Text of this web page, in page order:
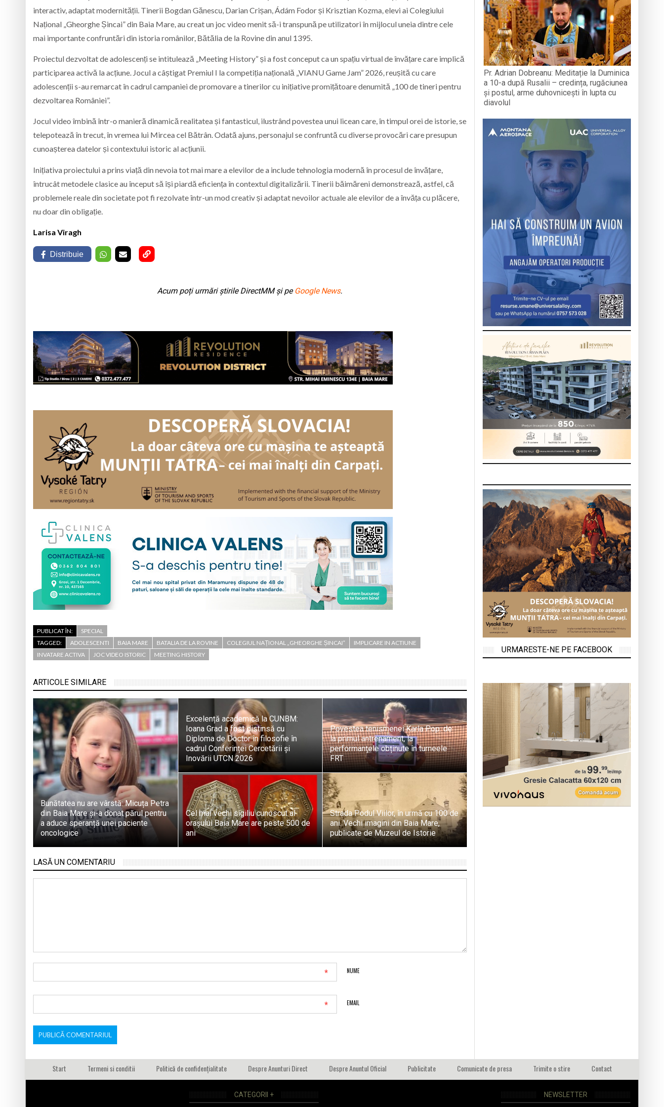
interactiv, adaptat modernității. Tinerii Bogdan Gănescu, Darian Crișan, Ádám Fodor și Krisztian Kozma, elevi ai Colegiului
Național „Gheorghe Șincai” din Baia Mare, au creat un joc video menit să-i transpună pe utilizatori în mijlocul uneia dintre cele
mai importante confruntări din istoria românilor, Bătălia de la Rovine din anul 1395.
Proiectul dezvoltat de adolescenți se intitulează „Meeting History” și a fost conceput ca un spațiu virtual de învățare care implică
participarea activă la acțiune. Jocul a câștigat Premiul I la competiția națională „VIANU Game Jam” 2026, reușită cu care
adolescenții s-au remarcat în cadrul campaniei de promovare a tinerilor cu inițiative promițătoare denumită „100 de tineri pentru
dezvoltarea României”.
Jocul video îmbină într-o manieră dinamică realitatea și fantasticul, ilustrând povestea unui licean care, în timpul orei de istorie, se
telepotează în trecut, în vremea lui Mircea cel Bătrân. Odată ajuns, personajul se confruntă cu diverse provocări care presupun
cunoașterea datelor și contextului istoric al acțiunii.
Inițiativa proiectului a prins viață din nevoia tot mai mare a elevilor de a include tehnologia modernă în procesul de învățare,
întrucât metodele clasice au început să își piardă eficiența în contextul digitalizării. Tinerii băimăreni demonstrează, astfel, că
problemele reale din societate pot fi rezolvate într-un mod creativ și adaptat nevoilor actuale ale elevilor de a învăța cu plăcere,
nu doar din obligație.
Larisa Viragh
Distribuie
Acum poți urmări știrile DirectMM și pe Google News.
PUBLICAT ÎN:
SPECIAL
TAGGED:
ADOLESCENTI BAIA MARE BATALIA DE LA ROVINE COLEGIUL NAȚIONAL „GHEORGHE ȘINCAI”
IMPLICARE IN ACTIUNE
INVATARE ACTIVA
JOC VIDEO ISTORIC MEETING HISTORY
ARTICOLE SIMILARE
Bunătatea nu are vârstă: Micuța Petra
din Baia Mare și-a donat părul pentru
a aduce speranță unei paciente
oncologice
Excelență academică la CUNBM:
Ioana Grad a fost distinsă cu
Diploma de Doctor în filosofie în
cadrul Conferinței Cercetării și
Inovării UTCN 2026
Povestea tenismenei Karla Pop: de
la primul antrenament, la
performanțele obținute în turneele
FRT
Cel mai vechi sigiliu cunoscut al
orașului Baia Mare are peste 500 de
ani
Strada Podul Viilor, în urmă cu 100 de
ani. Vechi imagini din Baia Mare,
publicate de Muzeul de Istorie
LASĂ UN COMENTARIU
NUME
*
EMAIL
*
Pr. Adrian Dobreanu: Meditație la Duminica
a 10-a după Rusalii – credința, rugăciunea
și postul, arme duhovnicești în lupta cu
diavolul
URMARESTE-NE PE FACEBOOK
Start Termeni si conditii Politică de confidențialitate Despre Anunturi Direct Despre Anuntul Oficial Publicitate Comunicate de presa Trimite o stire Contact
CATEGORII + NEWSLETTER